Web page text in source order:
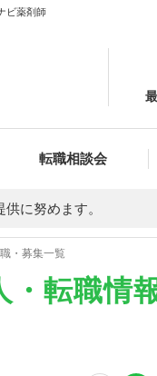
ビ薬剤師
転職相談会
に努めます。
・募集一覧
・転職情